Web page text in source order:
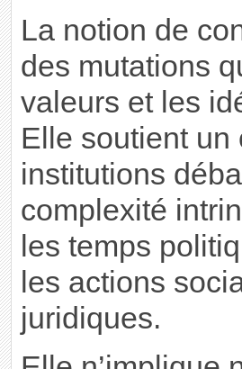
La notion de
des mutations
valeurs et les
Elle soutient un
institutions
complexité
les temps
les actions
juridiques.